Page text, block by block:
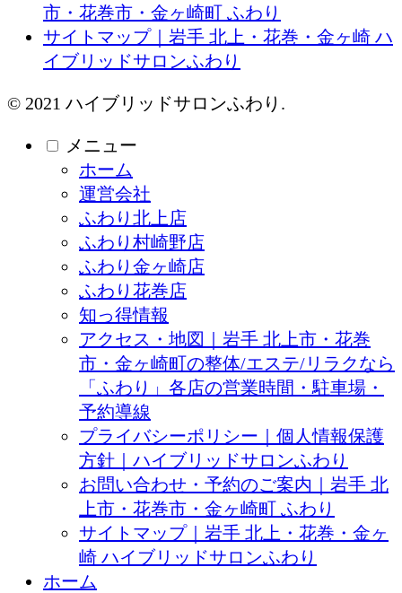
市・花巻市・金ヶ崎町 ふわり
サイトマップ｜岩手 北上・花巻・金ヶ崎 ハ
イブリッドサロンふわり
© 2021 ハイブリッドサロンふわり.
メニュー
ホーム
運営会社
ふわり北上店
ふわり村崎野店
ふわり金ヶ崎店
ふわり花巻店
知っ得情報
アクセス・地図｜岩手 北上市・花巻
市・金ヶ崎町の整体/エステ/リラクなら
「ふわり」各店の営業時間・駐車場・
予約導線
プライバシーポリシー｜個人情報保護
方針｜ハイブリッドサロンふわり
お問い合わせ・予約のご案内｜岩手 北
上市・花巻市・金ヶ崎町 ふわり
サイトマップ｜岩手 北上・花巻・金ヶ
崎 ハイブリッドサロンふわり
ホーム